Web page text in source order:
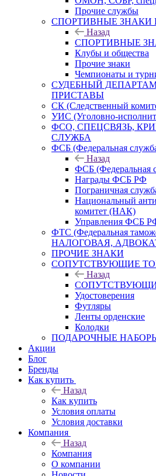
Прочие службы
СПОРТИВНЫЕ ЗНАКИ
Назад
СПОРТИВНЫЕ
Клубы и общества
Прочие знаки
Чемпионаты и
СУДЕБНЫЙ
ПРИСТАВЫ
СК (Следственный
УИС (Уголовно-
ФСО, СПЕЦСВЯЗЬ,
СЛУЖБА
ФСБ (Федеральная
Назад
ФСБ (Федеральная
Награды ФСБ РФ
Пограничная
Национальный
комитет (НАК)
Управления ФСБ
ФТС (Федеральная
НАЛОГОВАЯ,
ПРОЧИЕ ЗНАКИ
СОПУТСТВУЮЩИЕ
Назад
Удостоверения
Футляры
Ленты орденские
Колодки
ПОДАРОЧНЫЕ
Акции
Блог
Бренды
Как купить
Назад
Как купить
Условия оплаты
Условия доставки
Компания
Назад
Компания
О компании